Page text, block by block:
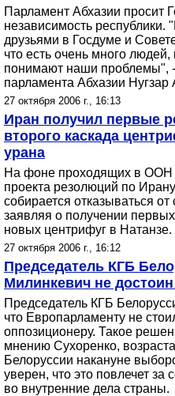
Парламент Абхазии просит
независимость республики.
друзьями в Госдуме и
что есть очень много
понимают наши проблемы", -
парламента Абхазии Нугзар
27 октября 2006 г., 16:13
Иран получил первые
второго каскада
урана
На фоне проходящих в ООН
проекта резолюций по
собирается отказываться
заявляя о получении
новых центрифуг в Натанзе.
27 октября 2006 г., 16:12
Председатель КГБ
Милинкевич не
Председатель КГБ
что Европарламенту не
оппозиционеру. Такое
мнению Сухоренко,
Белоруссии накануне
уверен, что это повлечет
во внутренние дела страны.